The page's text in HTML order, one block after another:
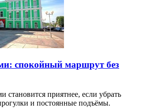
спокойный маршрут без
становится приятнее, если убрать
и постоянные подъёмы.